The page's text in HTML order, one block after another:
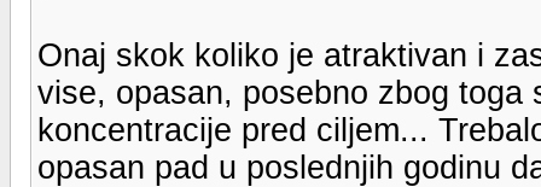
Onaj skok koliko je atraktivan i
vise, opasan, posebno zbog
koncentracije pred ciljem...
opasan pad u poslednjih godinu